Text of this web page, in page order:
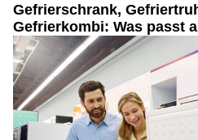
Gefrierschrank,
Gefrierkombi: Was passt